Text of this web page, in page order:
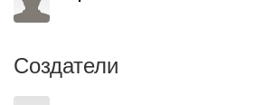
Создатели